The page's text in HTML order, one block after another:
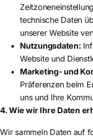
technische Daten
unserer Website
Nutzungsdaten:
Website und
Marketing- und
Präferenzen beim
uns und Ihre
4. Wie wir Ihre Daten
Wir sammeln Daten auf